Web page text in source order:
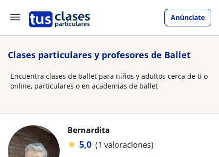
Anúnciate
Clases particulares y profesores de Ballet
Encuentra clases de ballet para niños y adultos cerca de ti o
online, particulares o en academias de ballet
Bernardita
★ 5,0 (1 valoraciones)